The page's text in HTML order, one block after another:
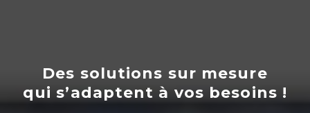
Des solutions sur mesure
qui s’adaptent à vos besoins !